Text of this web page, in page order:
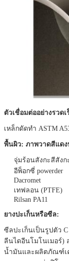
ตัวเชื่อมต่ออย่างรวด
เหล็กดัดทำ ASTM
พื้นผิว: ภาพวาดสีแดง
จุ่มร้อนสังกะสีสังก
อีพ็อกซี่ powerder
Dacromet
เทฟลอน (PTFE)
Rilsan PA11
ยางปะเก็นหรือซีล:
ซีลปะเก็นเป็นรูปตัว
ลีนไดอีนโมโนเมอร์)
น้ำมันและผลิตภัณฑ์เค